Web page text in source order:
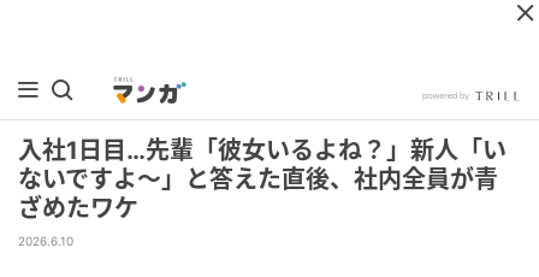
入社1日目…先輩「彼女いるよね？」新人「い
ないですよ〜」と答えた直後、社内全員が青
ざめたワケ
2026.6.10